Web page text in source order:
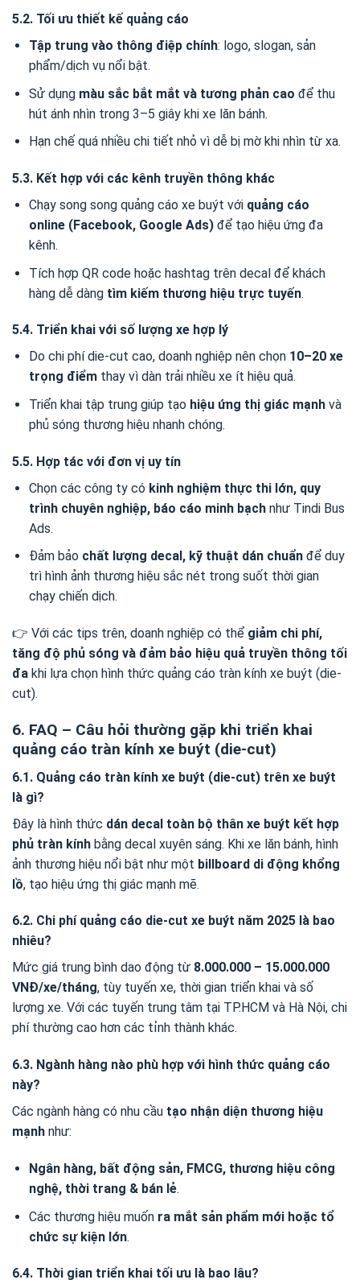
5.2. Tối ưu thiết kế quảng cáo
Tập trung vào thông điệp chính: logo, slogan, sản
phẩm/dịch vụ nổi bật.
Sử dụng màu sắc bắt mắt và tương phản cao để thu
hút ánh nhìn trong 3–5 giây khi xe lăn bánh.
Hạn chế quá nhiều chi tiết nhỏ vì dễ bị mờ khi nhìn từ xa.
5.3. Kết hợp với các kênh truyền thông khác
Chạy song song quảng cáo xe buýt với quảng cáo
online (Facebook, Google Ads)để tạo hiệu ứng đa
kênh.
Tích hợp QR code hoặc hashtag trên decal để khách
hàng dễ dàng tìm kiếm thương hiệu trực tuyến.
5.4. Triển khai với số lượng xe hợp lý
Do chi phí die-cut cao, doanh nghiệp nên chọn 10–20 xe
trọng điểmthay vì dàn trải nhiều xe ít hiệu quả.
Triển khai tập trung giúp tạo hiệu ứng thị giác mạnhvà
phủ sóng thương hiệu nhanh chóng.
5.5. Hợp tác với đơn vị uy tín
Chọn các công ty có kinh nghiệm thực thi lớn, quy
trình chuyên nghiệp, báo cáo minh bạchnhư Tindi Bus
Ads.
Đảm bảo chất lượng decal, kỹ thuật dán chuẩnđể duy
trì hình ảnh thương hiệu sắc nét trong suốt thời gian
chạy chiến dịch.
👉 Với các tips trên, doanh nghiệp có thể giảm chi phí,
tăng độ phủ sóng và đảm bảo hiệu quả truyền thông tối
đa khi lựa chọn hình thức quảng cáo tràn kính xe buýt (die-
cut).
6. FAQ – Câu hỏi thường gặp khi triển khai
quảng cáo tràn kính xe buýt (die-cut)
6.1. Quảng cáo tràn kính xe buýt (die-cut) trên xe buýt
là gì?
Đây là hình thức dán decal toàn bộ thân xe buýt kết hợp
phủ tràn kính bằng decal xuyên sáng. Khi xe lăn bánh, hình
ảnh thương hiệu nổi bật như một billboard di động khổng
lồ, tạo hiệu ứng thị giác mạnh mẽ.
6.2. Chi phí quảng cáo die-cut xe buýt năm 2025 là bao
nhiêu?
Mức giá trung bình dao động từ 8.000.000 – 15.000.000
VNĐ/xe/tháng, tùy tuyến xe, thời gian triển khai và số
lượng xe. Với các tuyến trung tâm tại TP.HCM và Hà Nội, chi
phí thường cao hơn các tỉnh thành khác.
6.3. Ngành hàng nào phù hợp với hình thức quảng cáo
này?
Các ngành hàng có nhu cầu tạo nhận diện thương hiệu
mạnh như:
Ngân hàng, bất động sản, FMCG, thương hiệu công
nghệ, thời trang & bán lẻ.
Các thương hiệu muốn ra mắt sản phẩm mới hoặc tổ
chức sự kiện lớn.
6.4. Thời gian triển khai tối ưu là bao lâu?